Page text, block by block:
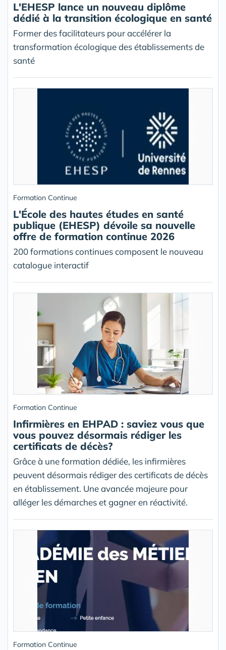
L'EHESP lance un nouveau diplôme
dédié à la transition écologique en santé
Former des facilitateurs pour accélérer la
transformation écologique des établissements de
santé
Formation Continue
L'École des hautes études en santé
publique (EHESP) dévoile sa nouvelle
offre de formation continue 2026
200 formations continues composent le nouveau
catalogue interactif
Formation Continue
Infirmières en EHPAD : saviez vous que
vous pouvez désormais rédiger les
certificats de décès?
Grâce à une formation dédiée, les infirmières
peuvent désormais rédiger des certificats de décès
en établissement. Une avancée majeure pour
alléger les démarches et gagner en réactivité.
Formation Continue